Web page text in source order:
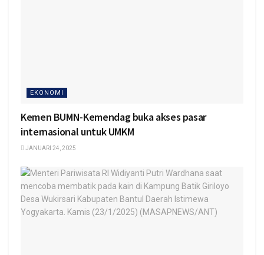
EKONOMI
Kemen BUMN-Kemendag buka akses pasar
internasional untuk UMKM
JANUARI 24, 2025